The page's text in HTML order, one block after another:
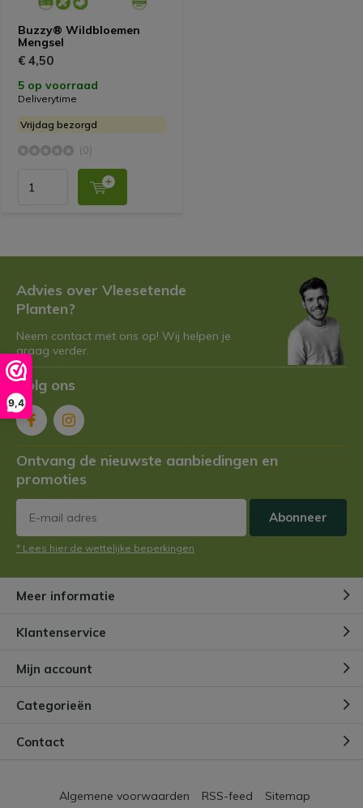
9,4
Buzzy® Wildbloemen
Mengsel
€ 4,50
5 op voorraad
Deliverytime
Vrijdag bezorgd
(0)
Advies over Vleesetende
Planten?
Neem contact met ons op! Wij helpen je
graag verder.
Volg ons
Ontvang de nieuwste aanbiedingen en
promoties
Abonneer
* Lees hier de wettelijke beperkingen
Meer informatie
Klantenservice
Mijn account
Categorieën
Contact
Algemene voorwaarden RSS-feed Sitemap